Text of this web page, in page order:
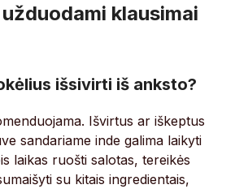
klausimai
išsivirti iš anksto?
Išvirtus ar iškeptus
sandariame inde galima laikyti
laikas ruošti salotas, tereikės
su kitais ingredientais,